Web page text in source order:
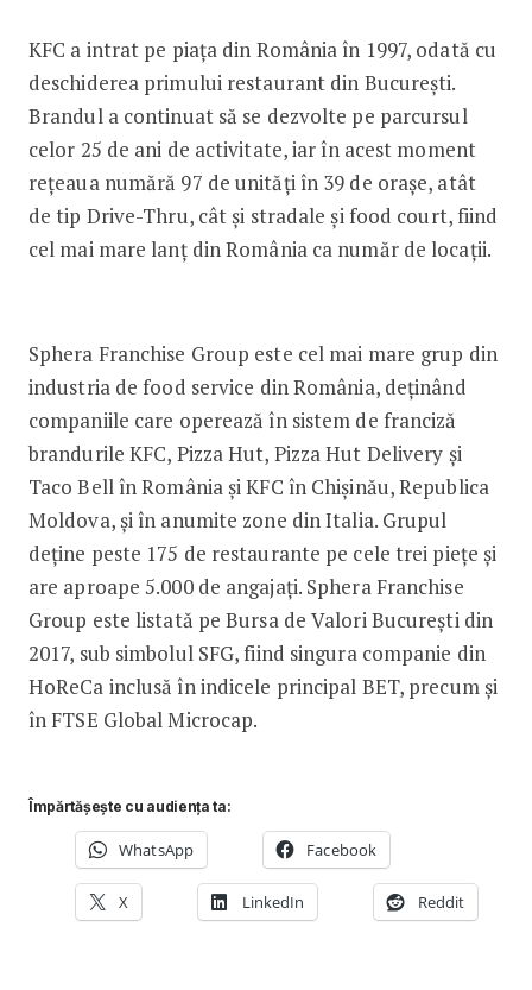
KFC a intrat pe piața din România în 1997, odată cu
deschiderea primului restaurant din București.
Brandul a continuat să se dezvolte pe parcursul
celor 25 de ani de activitate, iar în acest moment
rețeaua numără 97 de unități în 39 de orașe, atât
de tip Drive-Thru, cât și stradale și food court, fiind
cel mai mare lanț din România ca număr de locații.
Sphera Franchise Group este cel mai mare grup din
industria de food service din România, deținând
companiile care operează în sistem de franciză
brandurile KFC, Pizza Hut, Pizza Hut Delivery şi
Taco Bell în România și KFC în Chişinău, Republica
Moldova, și în anumite zone din Italia. Grupul
deține peste 175 de restaurante pe cele trei piețe și
are aproape 5.000 de angajați. Sphera Franchise
Group este listată pe Bursa de Valori București din
2017, sub simbolul SFG, fiind singura companie din
HoReCa inclusă în indicele principal BET, precum și
în FTSE Global Microcap.
Împărtășește cu audiența ta:
WhatsApp Facebook
X LinkedIn Reddit